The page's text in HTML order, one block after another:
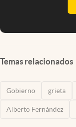
Temas relacionados
Gobierno grieta
Alberto Fernández